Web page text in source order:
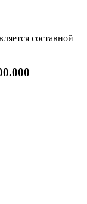
составной